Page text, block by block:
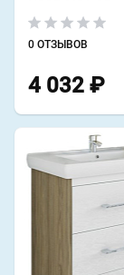
0 ОТЗЫВОВ
4 032 ₽